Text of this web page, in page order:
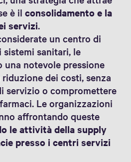
è ilconsolidamento e la
servizi.
un centro di
sanitari, le
una notevole pressione
dei costi, senza
servizio o compromettere
Le organizzazioni
affrontando queste
le attività della supply
presso i centri servizi